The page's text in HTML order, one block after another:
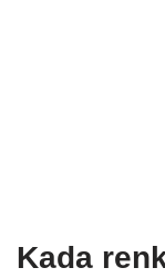
Kada